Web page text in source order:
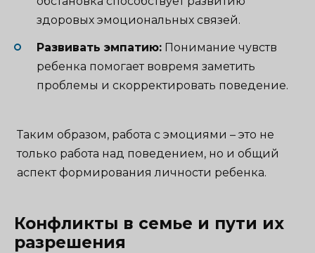
здоровых эмоциональных связей.
Развивать эмпатию: Понимание чувств
ребенка помогает вовремя заметить
проблемы и скорректировать поведение.
Таким образом, работа с эмоциями – это не
только работа над поведением, но и общий
аспект формирования личности ребенка.
Конфликты в семье и пути их
разрешения